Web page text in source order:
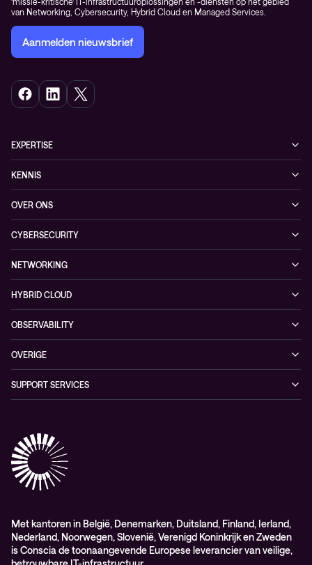
van Networking, Cybersecurity, Hybrid Cloud en Managed Services.
Aanmelden nieuwsbrief
EXPERTISE
Networking
Observability
Hybrid Cloud
KENNIS
Events
Nieuws
Referenties
Whitepaper
OVER ONS
Partners
Duurzaamheid
Persruimte
CYBERSECURITY
Cybersecurity solutions
Conscia ThreatInsights
NETWORKING
Networking solutions
Consultancy
HYBRID CLOUD
OBSERVABILITY
Digital Employee Experience
AdviesObservability: Consultancy
OVERIGE
General Sales and Delivery Conditions (EN)
General Purchasing Conditions (EN)
SUPPORT SERVICES
Healthcare Services
Lifecycle
Service delivery platform (CNS)
Met kantoren in België, Denemarken, Duitsland, Finland, Ierland,
Nederland, Noorwegen, Slovenië, Verenigd Koninkrijk en Zweden
is Conscia de toonaangevende Europese leverancier van veilige,